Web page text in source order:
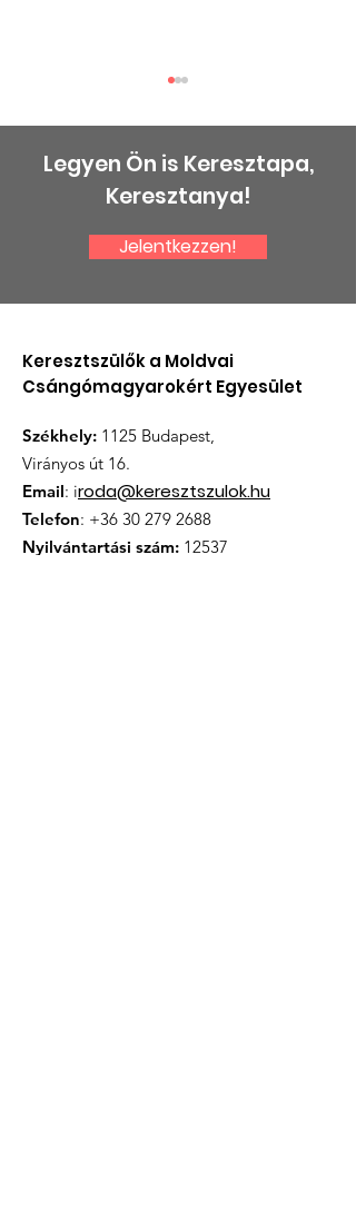
Készül a könyvünk! -
Legyen Ön is Keresztapa,
Keresztanya!
Jelentkezzen!
Keresztszülők a Moldvai
Csángómagyarokért Egyesület
Székhely: 1125 Budapest,
Virányos út 16.
Email: iroda@keresztszulok.hu
Telefon: +36 30 279 2688
Nyilvántartási szám: 12537